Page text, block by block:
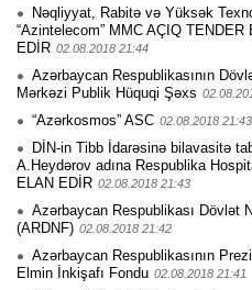
Nəqliyyat, Rabitə və Yüksək
“Azintelecom” MMC AÇIQ TENDER
EDİR 02.08.2018 21:44
Azərbaycan Respublikasının
Mərkəzi Publik Hüquqi Şəxs
“Azərkosmos” ASC 02.08.2018 21:43
DİN-in Tibb İdarəsinə bilavasitə
A.Heydərov adına Respublika
ELAN EDİR 02.08.2018 21:43
Azərbaycan Respublikası Dövlət
(ARDNF) 02.08.2018 21:42
Azərbaycan Respublikasının
Elmin İnkişafı Fondu 02.08.2018 21:41